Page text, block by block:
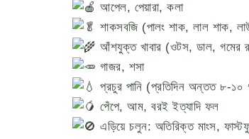
আপেল, পেয়ারা, কলা
শাকসবজি (পালং শাক, লাল শাক,
আঁশযুক্ত খাবার (ওটস, ডাল, গমের
গাজর, শসা
প্রচুর পানি (প্রতিদিন অন্তত ৮-১০
পেঁপে, আম, বরই ইত্যাদি ফল
এড়িয়ে চলুন: অতিরিক্ত মাংস,